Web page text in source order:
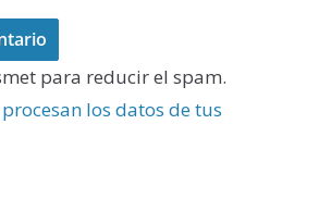
para reducir el spam.
los datos de tus